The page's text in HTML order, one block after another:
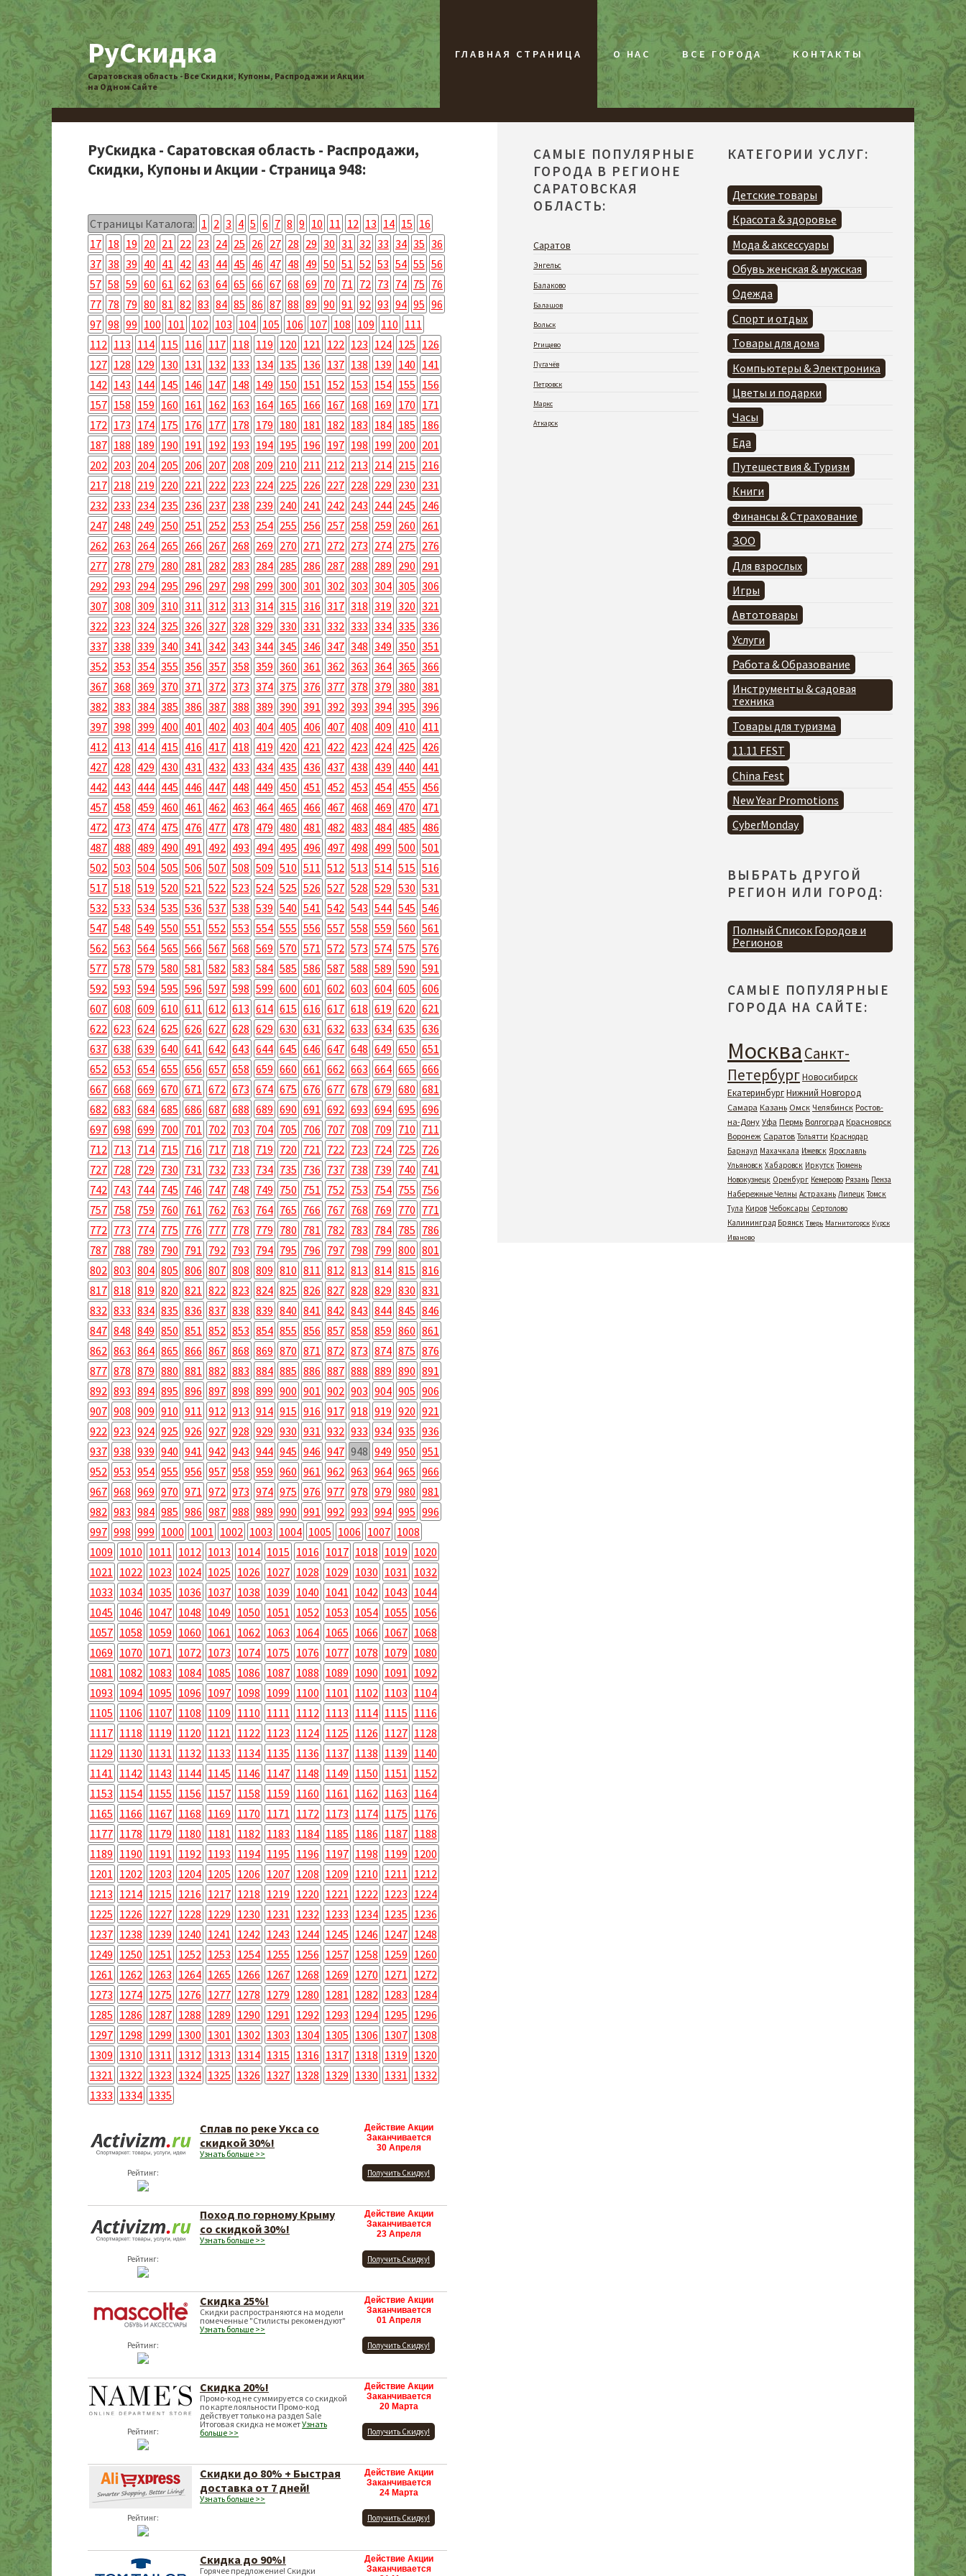
РуСкидка
Саратовская область - Все Скидки, Купоны, Распродажи и Акции
на Одном Сайте
ГЛАВНАЯ СТРАНИЦА О НАС ВСЕ ГОРОДА КОНТАКТЫ
РуСкидка - Саратовская область - Распродажи,
Скидки, Купоны и Акции - Страница 948:
Страницы Каталога: 1 2 3 4 5 6 7 8 9 10 11 12 13 14 15 16
17 18 19 20 21 22 23 24 25 26 27 28 29 30 31 32 33 34 35 36
37 38 39 40 41 42 43 44 45 46 47 48 49 50 51 52 53 54 55 56
57 58 59 60 61 62 63 64 65 66 67 68 69 70 71 72 73 74 75 76
77 78 79 80 81 82 83 84 85 86 87 88 89 90 91 92 93 94 95 96
97 98 99 100 101 102 103 104 105 106 107 108 109 110 111
112 113 114 115 116 117 118 119 120 121 122 123 124 125 126
127 128 129 130 131 132 133 134 135 136 137 138 139 140 141
142 143 144 145 146 147 148 149 150 151 152 153 154 155 156
157 158 159 160 161 162 163 164 165 166 167 168 169 170 171
172 173 174 175 176 177 178 179 180 181 182 183 184 185 186
187 188 189 190 191 192 193 194 195 196 197 198 199 200 201
202 203 204 205 206 207 208 209 210 211 212 213 214 215 216
217 218 219 220 221 222 223 224 225 226 227 228 229 230 231
232 233 234 235 236 237 238 239 240 241 242 243 244 245 246
247 248 249 250 251 252 253 254 255 256 257 258 259 260 261
262 263 264 265 266 267 268 269 270 271 272 273 274 275 276
277 278 279 280 281 282 283 284 285 286 287 288 289 290 291
292 293 294 295 296 297 298 299 300 301 302 303 304 305 306
307 308 309 310 311 312 313 314 315 316 317 318 319 320 321
322 323 324 325 326 327 328 329 330 331 332 333 334 335 336
337 338 339 340 341 342 343 344 345 346 347 348 349 350 351
352 353 354 355 356 357 358 359 360 361 362 363 364 365 366
367 368 369 370 371 372 373 374 375 376 377 378 379 380 381
382 383 384 385 386 387 388 389 390 391 392 393 394 395 396
397 398 399 400 401 402 403 404 405 406 407 408 409 410 411
412 413 414 415 416 417 418 419 420 421 422 423 424 425 426
427 428 429 430 431 432 433 434 435 436 437 438 439 440 441
442 443 444 445 446 447 448 449 450 451 452 453 454 455 456
457 458 459 460 461 462 463 464 465 466 467 468 469 470 471
472 473 474 475 476 477 478 479 480 481 482 483 484 485 486
487 488 489 490 491 492 493 494 495 496 497 498 499 500 501
502 503 504 505 506 507 508 509 510 511 512 513 514 515 516
517 518 519 520 521 522 523 524 525 526 527 528 529 530 531
532 533 534 535 536 537 538 539 540 541 542 543 544 545 546
547 548 549 550 551 552 553 554 555 556 557 558 559 560 561
562 563 564 565 566 567 568 569 570 571 572 573 574 575 576
577 578 579 580 581 582 583 584 585 586 587 588 589 590 591
592 593 594 595 596 597 598 599 600 601 602 603 604 605 606
607 608 609 610 611 612 613 614 615 616 617 618 619 620 621
622 623 624 625 626 627 628 629 630 631 632 633 634 635 636
637 638 639 640 641 642 643 644 645 646 647 648 649 650 651
652 653 654 655 656 657 658 659 660 661 662 663 664 665 666
667 668 669 670 671 672 673 674 675 676 677 678 679 680 681
682 683 684 685 686 687 688 689 690 691 692 693 694 695 696
697 698 699 700 701 702 703 704 705 706 707 708 709 710 711
712 713 714 715 716 717 718 719 720 721 722 723 724 725 726
727 728 729 730 731 732 733 734 735 736 737 738 739 740 741
742 743 744 745 746 747 748 749 750 751 752 753 754 755 756
757 758 759 760 761 762 763 764 765 766 767 768 769 770 771
772 773 774 775 776 777 778 779 780 781 782 783 784 785 786
787 788 789 790 791 792 793 794 795 796 797 798 799 800 801
802 803 804 805 806 807 808 809 810 811 812 813 814 815 816
817 818 819 820 821 822 823 824 825 826 827 828 829 830 831
832 833 834 835 836 837 838 839 840 841 842 843 844 845 846
847 848 849 850 851 852 853 854 855 856 857 858 859 860 861
862 863 864 865 866 867 868 869 870 871 872 873 874 875 876
877 878 879 880 881 882 883 884 885 886 887 888 889 890 891
892 893 894 895 896 897 898 899 900 901 902 903 904 905 906
907 908 909 910 911 912 913 914 915 916 917 918 919 920 921
922 923 924 925 926 927 928 929 930 931 932 933 934 935 936
937 938 939 940 941 942 943 944 945 946 947 948 949 950 951
952 953 954 955 956 957 958 959 960 961 962 963 964 965 966
967 968 969 970 971 972 973 974 975 976 977 978 979 980 981
982 983 984 985 986 987 988 989 990 991 992 993 994 995 996
997 998 999 1000 1001 1002 1003 1004 1005 1006 1007 1008
1009 1010 1011 1012 1013 1014 1015 1016 1017 1018 1019 1020
1021 1022 1023 1024 1025 1026 1027 1028 1029 1030 1031 1032
1033 1034 1035 1036 1037 1038 1039 1040 1041 1042 1043 1044
1045 1046 1047 1048 1049 1050 1051 1052 1053 1054 1055 1056
1057 1058 1059 1060 1061 1062 1063 1064 1065 1066 1067 1068
1069 1070 1071 1072 1073 1074 1075 1076 1077 1078 1079 1080
1081 1082 1083 1084 1085 1086 1087 1088 1089 1090 1091 1092
1093 1094 1095 1096 1097 1098 1099 1100 1101 1102 1103 1104
1105 1106 1107 1108 1109 1110 1111 1112 1113 1114 1115 1116
1117 1118 1119 1120 1121 1122 1123 1124 1125 1126 1127 1128
1129 1130 1131 1132 1133 1134 1135 1136 1137 1138 1139 1140
1141 1142 1143 1144 1145 1146 1147 1148 1149 1150 1151 1152
1153 1154 1155 1156 1157 1158 1159 1160 1161 1162 1163 1164
1165 1166 1167 1168 1169 1170 1171 1172 1173 1174 1175 1176
1177 1178 1179 1180 1181 1182 1183 1184 1185 1186 1187 1188
1189 1190 1191 1192 1193 1194 1195 1196 1197 1198 1199 1200
1201 1202 1203 1204 1205 1206 1207 1208 1209 1210 1211 1212
1213 1214 1215 1216 1217 1218 1219 1220 1221 1222 1223 1224
1225 1226 1227 1228 1229 1230 1231 1232 1233 1234 1235 1236
1237 1238 1239 1240 1241 1242 1243 1244 1245 1246 1247 1248
1249 1250 1251 1252 1253 1254 1255 1256 1257 1258 1259 1260
1261 1262 1263 1264 1265 1266 1267 1268 1269 1270 1271 1272
1273 1274 1275 1276 1277 1278 1279 1280 1281 1282 1283 1284
1285 1286 1287 1288 1289 1290 1291 1292 1293 1294 1295 1296
1297 1298 1299 1300 1301 1302 1303 1304 1305 1306 1307 1308
1309 1310 1311 1312 1313 1314 1315 1316 1317 1318 1319 1320
1321 1322 1323 1324 1325 1326 1327 1328 1329 1330 1331 1332
1333 1334 1335
Рейтинг:
Сплав по реке Укса со
скидкой 30%!
Узнать больше >>
Действие Акции
Заканчивается
30 Апреля
Получить Скидку!
Рейтинг:
Поход по горному Крыму
со скидкой 30%!
Узнать больше >>
Действие Акции
Заканчивается
23 Апреля
Получить Скидку!
Рейтинг:
Скидка 25%!
Скидки распространяются на модели
помеченные "Стилисты рекомендуют"
Узнать больше >>
Действие Акции
Заканчивается
01 Апреля
Получить Скидку!
Рейтинг:
Скидка 20%!
Промо-код не суммируется со скидкой
по карте лояльности Промо-код
действует только на раздел Sale
Итоговая скидка не можетУзнать
больше >>
Действие Акции
Заканчивается
20 Марта
Получить Скидку!
Рейтинг:
Скидки до 80% + Быстрая
доставка от 7 дней!
Узнать больше >>
Действие Акции
Заканчивается
24 Марта
Получить Скидку!
Скидка до 90%!
Горячее предложение! Скидки
Действие Акции
Заканчивается
САМЫЕ ПОПУЛЯРНЫЕ
ГОРОДА В РЕГИОНЕ
САРАТОВСКАЯ
ОБЛАСТЬ:
Саратов
Энгельс
Балаково
Балашов
Вольск
Ртищево
Пугачёв
Петровск
Маркс
Аткарск
КАТЕГОРИИ УСЛУГ:
Детские товары
Красота & здоровье
Мода & аксессуары
Обувь женская & мужская
Одежда
Спорт и отдых
Товары для дома
Компьютеры & Электроника
Цветы и подарки
Часы
Еда
Путешествия & Туризм
Книги
Финансы & Страхование
ЗОО
Для взрослых
Игры
Автотовары
Услуги
Работа & Образование
Инструменты & садовая
техника
Товары для туризма
11.11 FEST
China Fest
New Year Promotions
CyberMonday
ВЫБРАТЬ ДРУГОЙ
РЕГИОН ИЛИ ГОРОД:
Полный Список Городов и
Регионов
САМЫЕ ПОПУЛЯРНЫЕ
ГОРОДА НА САЙТЕ:
Москва Санкт-
ПетербургНовосибирск
ЕкатеринбургНижний Новгород
Самара Казань Омск Челябинск Ростов-
на-Дону Уфа Пермь Волгоград Красноярск
Воронеж Саратов Тольятти Краснодар
Барнаул Махачкала Ижевск Ярославль
Ульяновск Хабаровск Иркутск Тюмень
Новокузнецк Оренбург Кемерово Рязань Пенза
Набережные Челны Астрахань Липецк Томск
Тула Киров Чебоксары Сертолово
Калининград Брянск Тверь Магнитогорск Курск
Иваново